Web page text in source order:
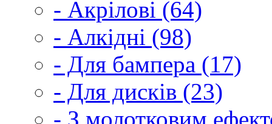
- Акрілові (64)
- Алкідні (98)
- Для бампера (17)
- Для дисків (23)
- З молотковим